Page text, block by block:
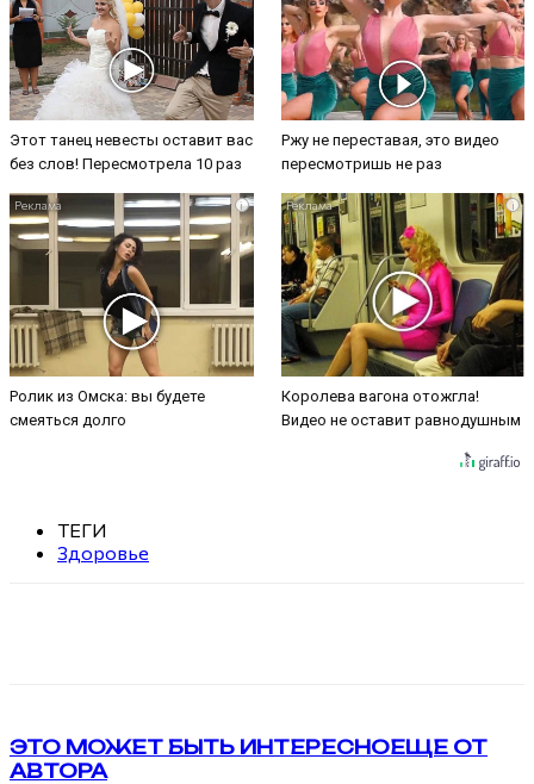
Этот танец невесты оставит вас
без слов! Пересмотрела 10 раз
Ржу не переставая, это видео
пересмотришь не раз
i
Ролик из Омска: вы будете
смеяться долго
i
Королева вагона отожгла!
Видео не оставит равнодушным
ТЕГИ
Здоровье
ЭТО МОЖЕТ БЫТЬ ИНТЕРЕСНОЕЩЕ ОТ
АВТОРА